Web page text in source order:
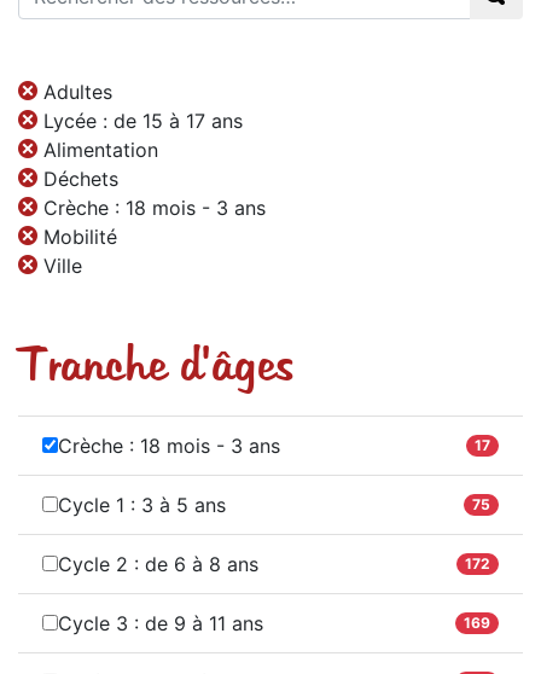
Adultes
Lycée : de 15 à 17 ans
Alimentation
Déchets
Crèche : 18 mois - 3 ans
Mobilité
Ville
Tranche d'âges
Crèche : 18 mois - 3 ans 17
Cycle 1 : 3 à 5 ans 75
Cycle 2 : de 6 à 8 ans 172
Cycle 3 : de 9 à 11 ans 169